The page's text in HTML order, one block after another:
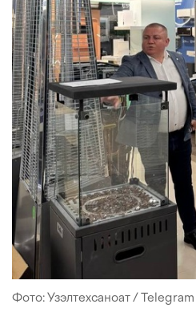
Фото: Узэлтехсаноат / Telegram